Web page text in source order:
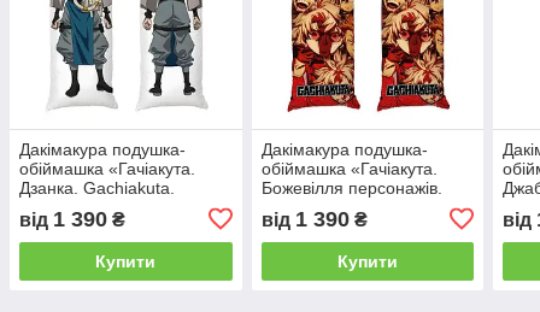
Дакімакура подушка-
обіймашка «Гачіакута.
Дзанка. Gachiakuta.
від 1 390 ₴
Купити
Дакімакура подушка-
обіймашка «Гачіакута.
Божевілля персонажів.
від 1 390₴
Купити
від